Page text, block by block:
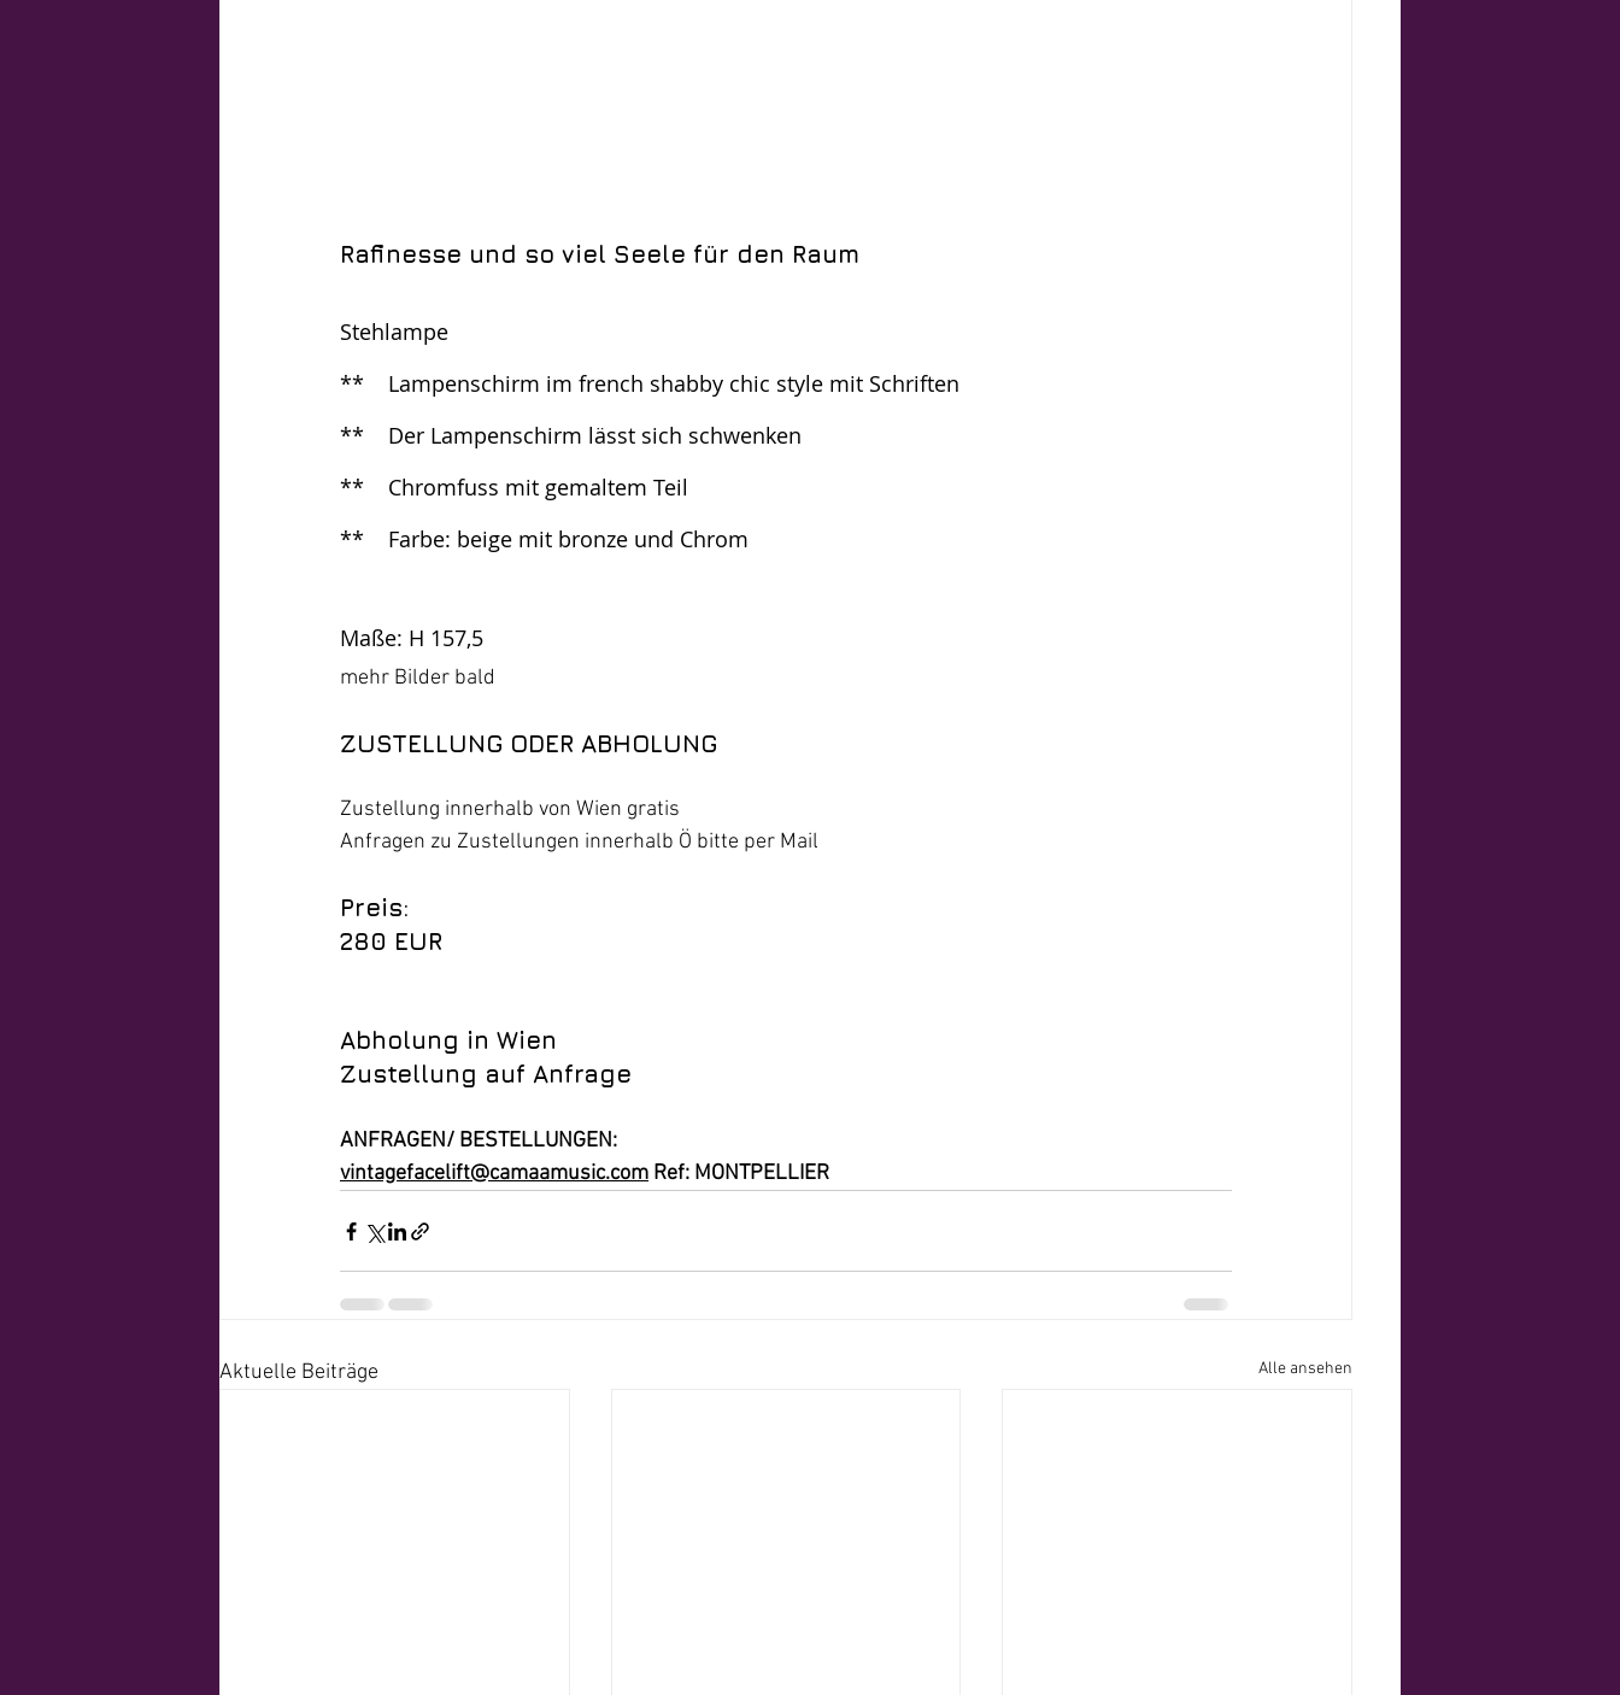
Rafinesse und so viel Seele für den Raum
Stehlampe
**	Lampenschirm im french shabby chic style mit Schriften
**	Der Lampenschirm lässt sich schwenken
**	Chromfuss mit gemaltem Teil
**	Farbe: beige mit bronze und Chrom
Maße: H 157,5
mehr Bilder bald
ZUSTELLUNG ODER ABHOLUNG
Zustellung innerhalb von Wien gratis
Anfragen zu Zustellungen innerhalb Ö bitte per Mail
Preis:
280 EUR
Abholung in Wien
Zustellung auf Anfrage
ANFRAGEN/ BESTELLUNGEN:
vintagefacelift@camaamusic.com Ref: MONTPELLIER
Aktuelle Beiträge Alle ansehen